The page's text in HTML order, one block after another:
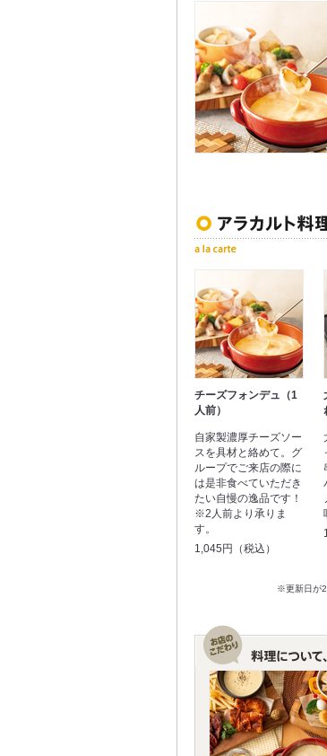
チーズフォンデュ（1
人前）
自家製濃厚チーズソー
スを具材と絡めて。グ
ループでご来店の際に
は是非食べていただき
たい自慢の逸品です！
※2人前より承りま
す。
1,045円（税込）
※更新日が